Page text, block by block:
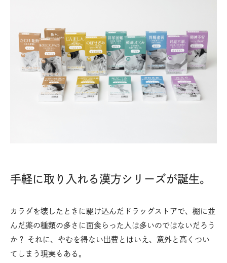
手軽に取り入れる漢方シリーズが誕生。
カラダを壊したときに駆け込んだドラッグストアで、棚に並
んだ薬の種類の多さに面食らった人は多いのではないだろう
か？ それに、やむを得ない出費とはいえ、意外と高くつい
てしまう現実もある。